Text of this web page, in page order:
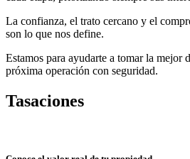
La confianza, el trato cercano y el
son lo que nos define.
Estamos para ayudarte a tomar la mejor
próxima operación con seguridad.
Tasaciones